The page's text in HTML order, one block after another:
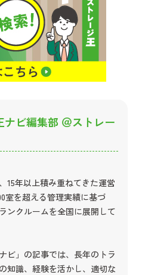
ナビ編集部 ＠ストレー
15年以上積み重ねてきた運営
室を超える管理実績に基づ
ンクルームを全国に展開して
ビ」の記事では、長年のトラ
知識、経験を活かし、適切な